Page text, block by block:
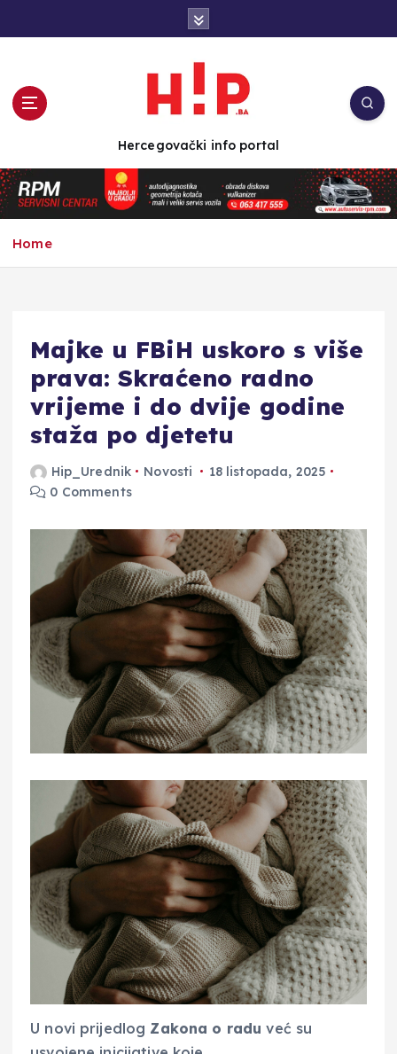
n
t
e
Hercegovački info portal
Home
Majke u FBiH uskoro s više
prava: Skraćeno radno
vrijeme i do dvije godine
staža po djetetu
Hip_Urednik Novosti
18 listopada, 2025
0 Comments
U novi prijedlog Zakona o radu već su